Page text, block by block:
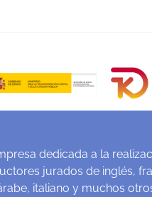
dedicada a la
jurados de inglés,
italiano y muchos